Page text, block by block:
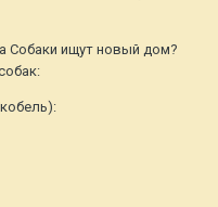
Собаки ищут новый дом?